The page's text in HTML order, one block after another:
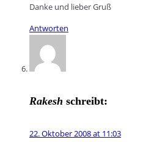
Danke und lieber Gruß
Antworten
Rakesh schreibt:
22. Oktober 2008 at 11:03